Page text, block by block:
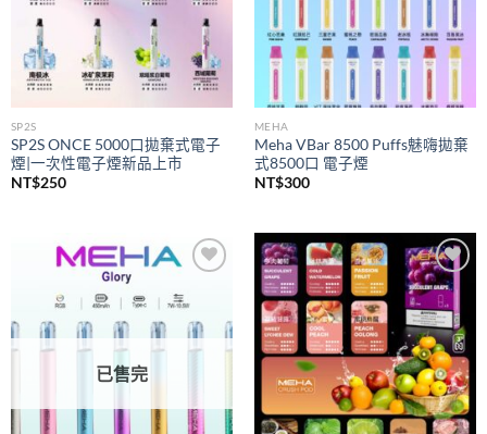
SP2S
SP2S ONCE 5000口拋棄式電子
煙|一次性電子煙新品上市
NT$250
MEHA
Meha VBar 8500 Puffs魅嗨拋棄
式8500口 電子煙
NT$300
wishlist
已售完
Add to
wishlist